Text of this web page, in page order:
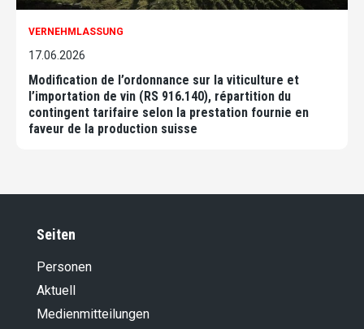
VERNEHMLASSUNG
17.06.2026
Modification de l’ordonnance sur la viticulture et
l’importation de vin (RS 916.140), répartition du
contingent tarifaire selon la prestation fournie en
faveur de la production suisse
Seiten
Personen
Aktuell
Medienmitteilungen